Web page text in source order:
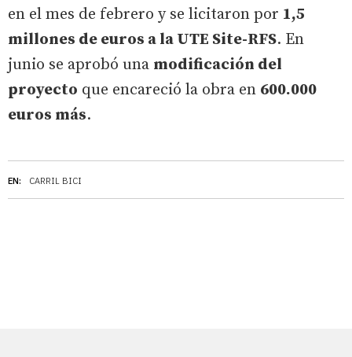
EN: CARRIL BICI
en el mes de febrero y se licitaron por 1,5
millones de euros a la UTE Site-RFS. En
junio se aprobó una modificación del
proyecto que encareció la obra en 600.000
euros más.